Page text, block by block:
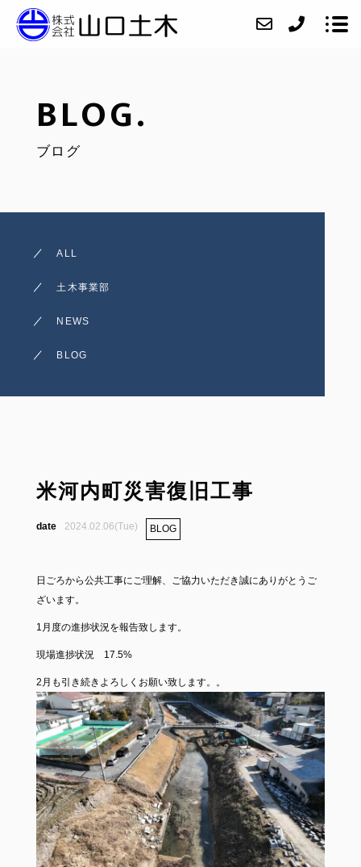
BLOG.
ブログ
ALL
土木事業部
NEWS
BLOG
米河内町災害復旧工事
2024.02.06(Tue) BLOG
日ごろから公共工事にご理解、ご協力いただき誠にありがとうご
ざいます。
1月度の進捗状況を報告致します。
現場進捗状況 17.5%
2月も引き続きよろしくお願い致します。。